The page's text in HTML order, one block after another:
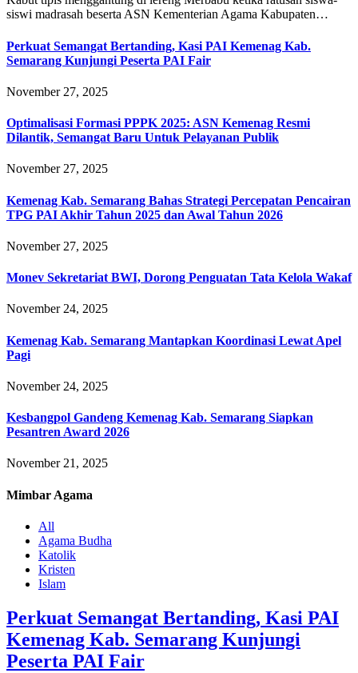
siswi madrasah beserta ASN Kementerian Agama Kabupaten…
Perkuat Semangat Bertanding, Kasi PAI Kemenag Kab.
Semarang Kunjungi Peserta PAI Fair
November 27, 2025
Optimalisasi Formasi PPPK 2025: ASN Kemenag Resmi
Dilantik, Semangat Baru Untuk Pelayanan Publik
November 27, 2025
Kemenag Kab. Semarang Bahas Strategi Percepatan Pencairan
TPG PAI Akhir Tahun 2025 dan Awal Tahun 2026
November 27, 2025
Monev Sekretariat BWI, Dorong Penguatan Tata Kelola Wakaf
November 24, 2025
Kemenag Kab. Semarang Mantapkan Koordinasi Lewat Apel
Pagi
November 24, 2025
Kesbangpol Gandeng Kemenag Kab. Semarang Siapkan
Pesantren Award 2026
November 21, 2025
Mimbar Agama
All
Agama Budha
Katolik
Kristen
Islam
Perkuat Semangat Bertanding, Kasi PAI
Kemenag Kab. Semarang Kunjungi
Peserta PAI Fair